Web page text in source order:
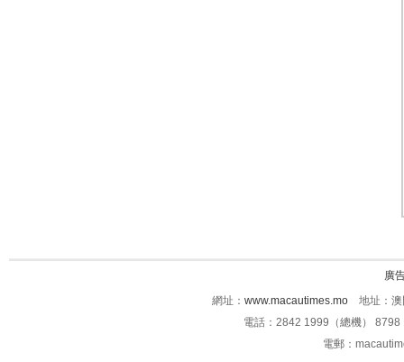
廣
網址： www.macautimes.mo 地址：澳
電話：2842 1999（總機）
電郵：